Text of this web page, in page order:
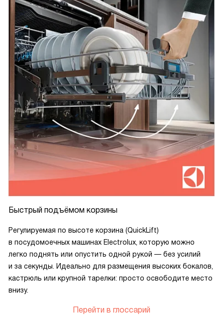
Быстрый подъёмом корзины
Регулируемая по высоте корзина (QuickLift)
в посудомоечных машинах Electrolux, которую можно
легко поднять или опустить одной рукой — без усилий
и за секунды. Идеально для размещения высоких бокалов,
кастрюль или крупной тарелки: просто освободите место
внизу.
Перейти в глоссарий